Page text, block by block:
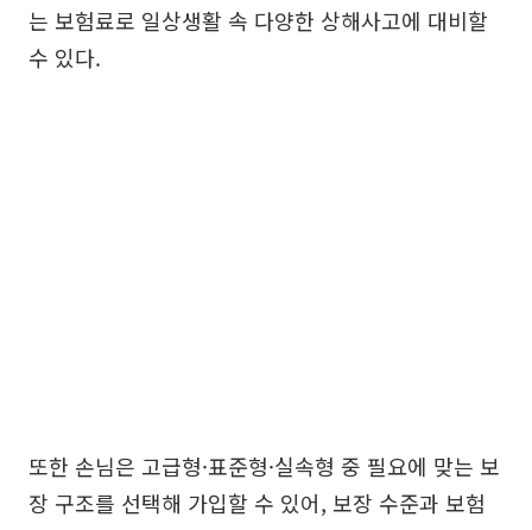
는 보험료로 일상생활 속 다양한 상해사고에 대비할
수 있다.
또한 손님은 고급형·표준형·실속형 중 필요에 맞는 보
장 구조를 선택해 가입할 수 있어, 보장 수준과 보험